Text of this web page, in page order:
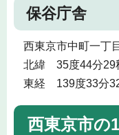
保谷庁舎
西東京市中町一丁
北緯 35度44分29
東経 139度33分
西東京市の